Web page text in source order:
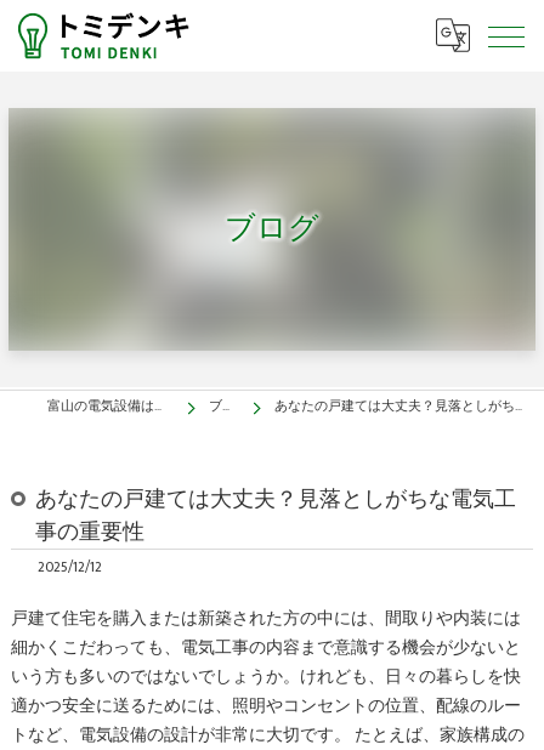
ブログ
富山の電気設備はトミデンキ ブログ あなたの戸建ては大丈夫？見落としがちな電気工事の重要性
あなたの戸建ては大丈夫？見落としがちな電気工
事の重要性
2025/12/12
戸建て住宅を購入または新築された方の中には、間取りや内装には
細かくこだわっても、電気工事の内容まで意識する機会が少ないと
いう方も多いのではないでしょうか。けれども、日々の暮らしを快
適かつ安全に送るためには、照明やコンセントの位置、配線のルー
トなど、電気設備の設計が非常に大切です。 たとえば、家族構成の